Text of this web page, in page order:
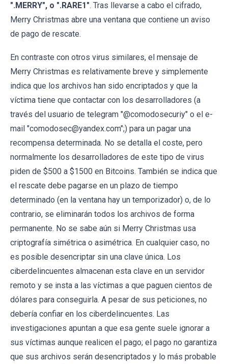
".MERRY", o ".RARE1". Tras llevarse a cabo el cifrado,
Merry Christmas abre una ventana que contiene un aviso
de pago de rescate.
En contraste con otros virus similares, el mensaje de
Merry Christmas es relativamente breve y simplemente
indica que los archivos han sido encriptados y que la
víctima tiene que contactar con los desarrolladores (a
través del usuario de telegram "@comodosecuriy" o el e-
mail "comodosec@yandex.com";) para un pagar una
recompensa determinada. No se detalla el coste, pero
normalmente los desarrolladores de este tipo de virus
piden de $500 a $1500 en Bitcoins. También se indica que
el rescate debe pagarse en un plazo de tiempo
determinado (en la ventana hay un temporizador) o, de lo
contrario, se eliminarán todos los archivos de forma
permanente. No se sabe aún si Merry Christmas usa
criptografía simétrica o asimétrica. En cualquier caso, no
es posible desencriptar sin una clave única. Los
ciberdelincuentes almacenan esta clave en un servidor
remoto y se insta a las víctimas a que paguen cientos de
dólares para conseguirla. A pesar de sus peticiones, no
debería confiar en los ciberdelincuentes. Las
investigaciones apuntan a que esa gente suele ignorar a
sus víctimas aunque realicen el pago; el pago no garantiza
que sus archivos serán desencriptados y lo más probable